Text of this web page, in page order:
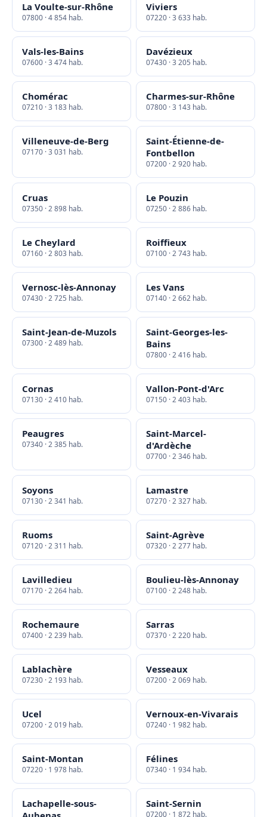
La Voulte-sur-Rhône
07800 · 4 854 hab.
Viviers
07220 · 3 633 hab.
Vals-les-Bains
07600 · 3 474 hab.
Davézieux
07430 · 3 205 hab.
Chomérac
07210 · 3 183 hab.
Charmes-sur-Rhône
07800 · 3 143 hab.
Villeneuve-de-Berg
07170 · 3 031 hab.
Saint-Étienne-de-
Fontbellon
07200 · 2 920 hab.
Cruas
07350 · 2 898 hab.
Le Pouzin
07250 · 2 886 hab.
Le Cheylard
07160 · 2 803 hab.
Roiffieux
07100 · 2 743 hab.
Vernosc-lès-Annonay
07430 · 2 725 hab.
Les Vans
07140 · 2 662 hab.
Saint-Jean-de-Muzols
07300 · 2 489 hab.
Saint-Georges-les-
Bains
07800 · 2 416 hab.
Cornas
07130 · 2 410 hab.
Vallon-Pont-d'Arc
07150 · 2 403 hab.
Peaugres
07340 · 2 385 hab.
Saint-Marcel-
d'Ardèche
07700 · 2 346 hab.
Soyons
07130 · 2 341 hab.
Lamastre
07270 · 2 327 hab.
Ruoms
07120 · 2 311 hab.
Saint-Agrève
07320 · 2 277 hab.
Lavilledieu
07170 · 2 264 hab.
Boulieu-lès-Annonay
07100 · 2 248 hab.
Rochemaure
07400 · 2 239 hab.
Sarras
07370 · 2 220 hab.
Lablachère
07230 · 2 193 hab.
Vesseaux
07200 · 2 069 hab.
Ucel
07200 · 2 019 hab.
Vernoux-en-Vivarais
07240 · 1 982 hab.
Saint-Montan
07220 · 1 978 hab.
Félines
07340 · 1 934 hab.
Lachapelle-sous-
Saint-Sernin
07200 · 1 872 hab.